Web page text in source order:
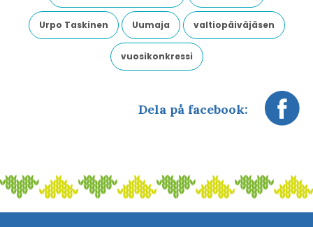
Urpo Taskinen Uumaja valtiopäiväjäsen
vuosikonkressi
Dela på facebook: